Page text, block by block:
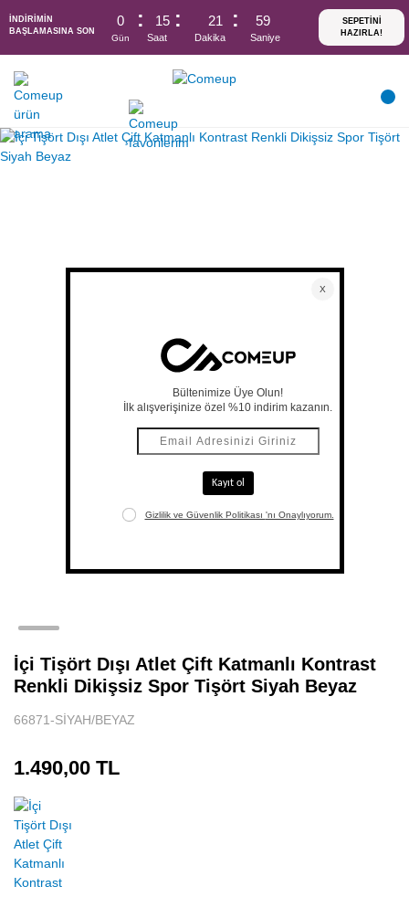
İNDİRİMİN
BAŞLAMASINA SON
0 15
Saat
21
Dakika
58
Saniye
İçi Tişört Dışı Atlet Çift Katmanlı Kontrast
Renkli Dikişsiz Spor Tişört Siyah Beyaz
66871-SİYAH/BEYAZ
1.490,00 TL